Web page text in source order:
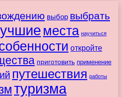
выбор выбрать
места научиться
откройте
приготовить применение
путешествия работы
туризма